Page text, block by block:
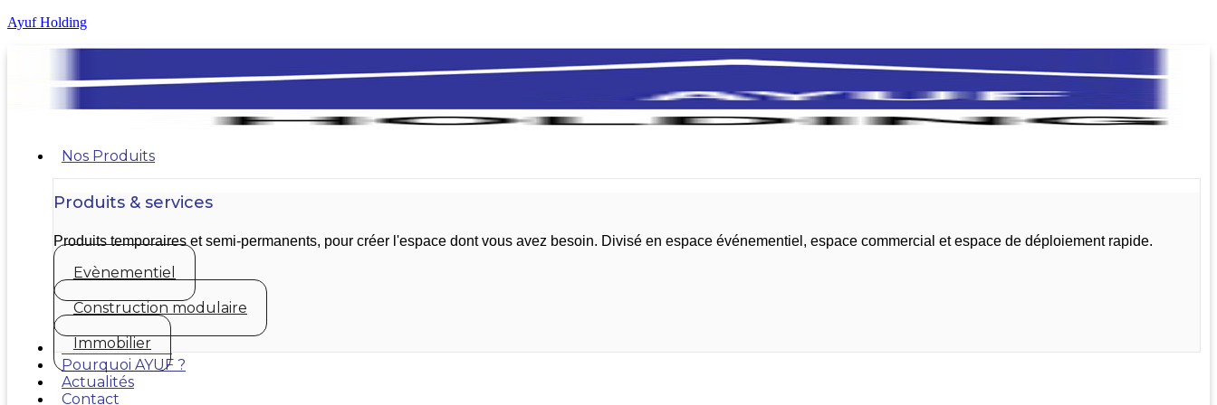
Ayuf Holding
Nos Produits
Produits & services
Produits temporaires et semi-permanents, pour créer l'espace dont vous avez besoin. Divisé en espace événementiel, espace commercial et espace de déploiement rapide.
Evènementiel
Construction modulaire
Immobilier
Nos réalisations
Pourquoi AYUF ?
Actualités
Contact